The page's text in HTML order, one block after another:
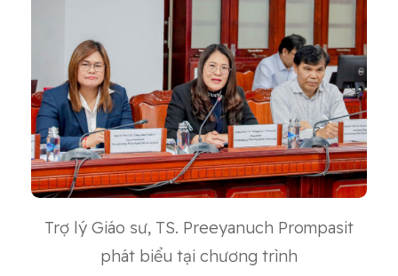
Trợ lý Giáo sư, TS. Preeyanuch Prompasit
phát biểu tại chương trình